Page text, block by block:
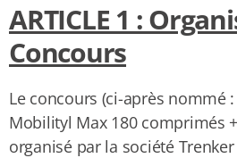
ARTICLE 1 :
Concours
Le concours (ci-après nommé
Mobilityl Max 180 comprimés
organisé par la société Trenker